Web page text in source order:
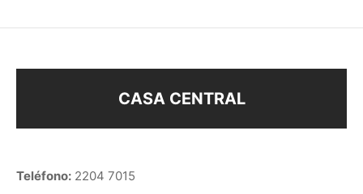
CASA CENTRAL
Teléfono: 2204 7015